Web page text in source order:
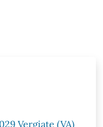
Vergiate (VA)